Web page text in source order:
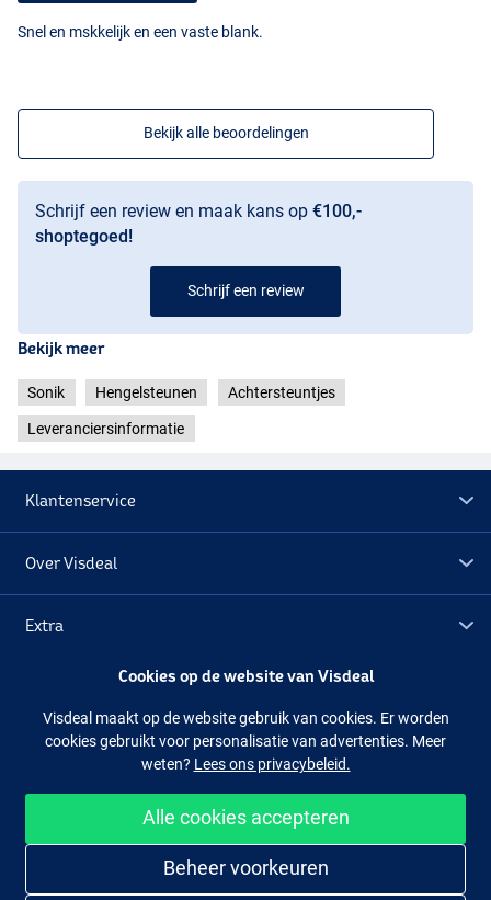
Snel en mskkelijk en een vaste blank.
Bekijk alle beoordelingen
Schrijf een review en maak kans op €100,-
shoptegoed!
Schrijf een review
Bekijk meer
Sonik Hengelsteunen Achtersteuntjes
Leveranciersinformatie
Klantenservice
Over Visdeal
Extra
Facebook Instagram
Makkelijk en veilig shoppen
Cookies op de website van Visdeal
Visdeal maakt op de website gebruik van cookies. Er worden
cookies gebruikt voor personalisatie van advertenties. Meer
weten? Lees ons privacybeleid.
Alle cookies accepteren
Beheer voorkeuren